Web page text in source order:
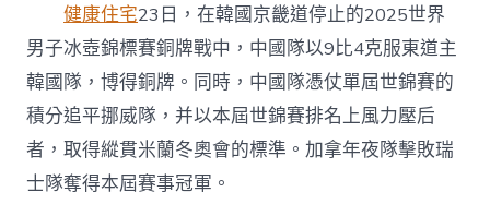
健康住宅23日，在韓國京畿道停止的2025世界
男子冰壺錦標賽銅牌戰中，中國隊以9比4克服東道主
韓國隊，博得銅牌。同時，中國隊憑仗單屆世錦賽的
積分追平挪威隊，并以本屆世錦賽排名上風力壓后
者，取得縱貫米蘭冬奧會的標準。加拿年夜隊擊敗瑞
士隊奪得本屆賽事冠軍。